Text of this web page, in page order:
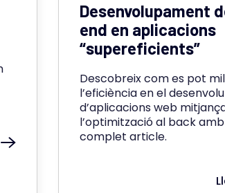
Desenvolupament
end en aplicacions
“supereficients”
Descobreix com es pot
l’eficiència en el
d’aplicacions web
l’optimització al back
complet article.